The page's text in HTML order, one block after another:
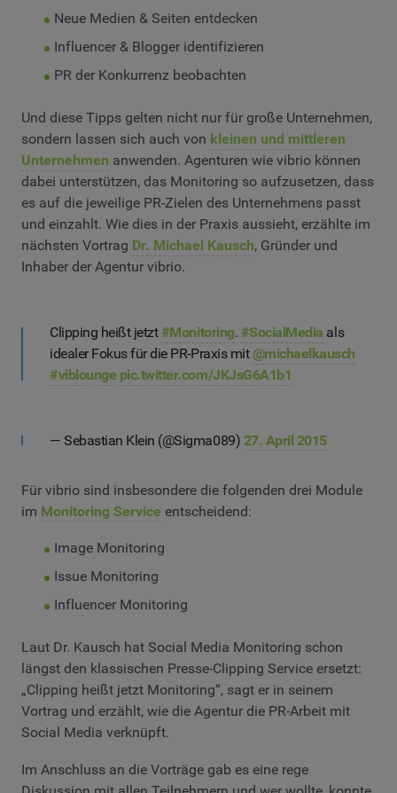
Neue Medien & Seiten entdecken
Influencer & Blogger identifizieren
PR der Konkurrenz beobachten
Und diese Tipps gelten nicht nur für große Unternehmen,
sondern lassen sich auch von kleinen und mittleren
Unternehmen anwenden. Agenturen wie vibrio können
dabei unterstützen, das Monitoring so aufzusetzen, dass
es auf die jeweilige PR-Zielen des Unternehmens passt
und einzahlt. Wie dies in der Praxis aussieht, erzählte im
nächsten Vortrag Dr. Michael Kausch, Gründer und
Inhaber der Agentur vibrio.
Clipping heißt jetzt#Monitoring. #SocialMedia als
idealer Fokus für die PR-Praxis mit @michaelkausch
#viblounge pic.twitter.com/JKJsG6A1b1
— Sebastian Klein (@Sigma089) 27. April 2015
Für vibrio sind insbesondere die folgenden drei Module
im Monitoring Service entscheidend:
Image Monitoring
Issue Monitoring
Influencer Monitoring
Laut Dr. Kausch hat Social Media Monitoring schon
längst den klassischen Presse-Clipping Service ersetzt:
„Clipping heißt jetzt Monitoring“, sagt er in seinem
Vortrag und erzählt, wie die Agentur die PR-Arbeit mit
Social Media verknüpft.
Im Anschluss an die Vorträge gab es eine rege